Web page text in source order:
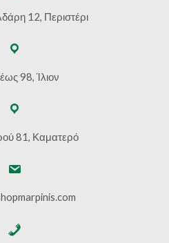
12, Περιστέρι
98, Ίλιον
81, Καματερό